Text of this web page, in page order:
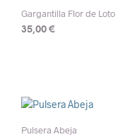
Gargantilla Flor de Loto
35,00 €
Pulsera Abeja